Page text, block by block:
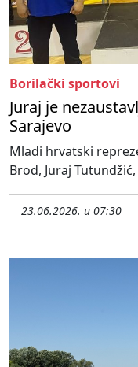
Borilački sportovi
Juraj je
Sarajevo
Mladi hrvatski
Brod, Juraj Tutundžić,
23.06.2026. u 07:30